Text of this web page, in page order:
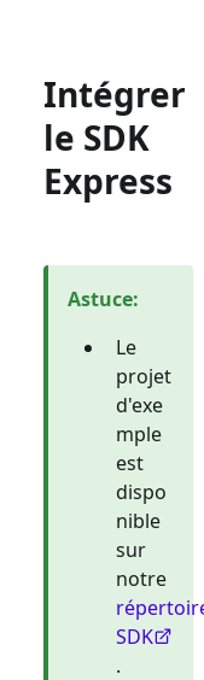
Intégrer
le SDK
Express
Astuce:
Le
projet
d'exe
mple
est
dispo
nible
sur
notre
SDK
.